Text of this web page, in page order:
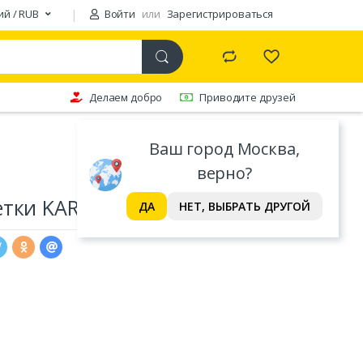
/ RUB Войти или Зарегистрироваться
Ваш город Москва,
верно?
ДА НЕТ, ВЫБРАТЬ ДРУГОЙ
Делаем добро Приводите друзей
KARVEN